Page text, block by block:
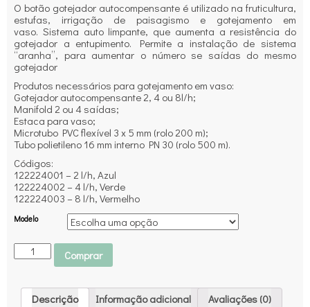
O botão gotejador autocompensante é utilizado na fruticultura,
estufas, irrigação de paisagismo e gotejamento em
vaso. Sistema auto limpante, que aumenta a resistência do
gotejador a entupimento. Permite a instalação de sistema
“aranha”, para aumentar o número se saídas do mesmo
gotejador
Produtos necessários para gotejamento em vaso:
Gotejador autocompensante 2, 4 ou 8l/h;
Manifold 2 ou 4 saídas;
Estaca para vaso;
Microtubo PVC flexível 3 x 5 mm (rolo 200 m);
Tubo polietileno 16 mm interno PN 30 (rolo 500 m).
Códigos:
122224001 – 2 l/h, Azul
122224002 – 4 l/h, Verde
122224003 – 8 l/h, Vermelho
Modelo
Comprar
Descrição Informação adicional Avaliações (0)